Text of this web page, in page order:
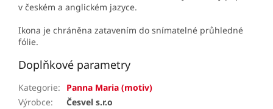
v českém a anglickém jazyce.
Ikona je chráněna zatavením do snímatelné průhledné
fólie.
Doplňkové parametry
Kategorie:
Panna Maria (motiv)
Výrobce: Česvel s.r.o